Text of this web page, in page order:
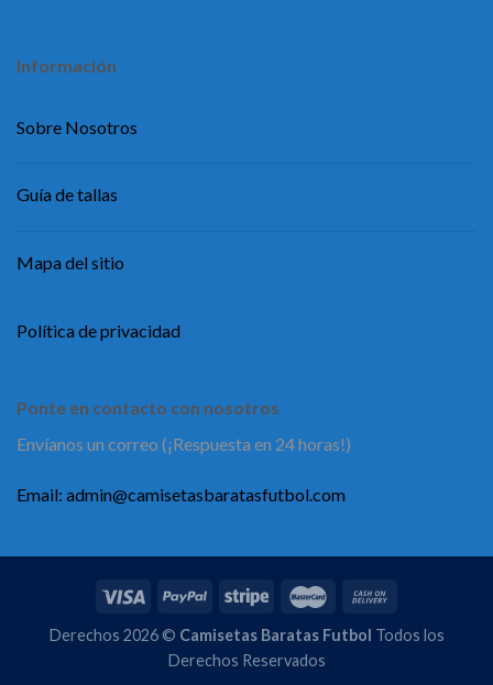
Información
Sobre Nosotros
Guía de tallas
Mapa del sitio
Política de privacidad
Ponte en contacto con nosotros
Envíanos un correo (¡Respuesta en 24 horas!)
Email: admin@camisetasbaratasfutbol.com
Derechos 2026 © Camisetas Baratas Futbol Todos los
Derechos Reservados